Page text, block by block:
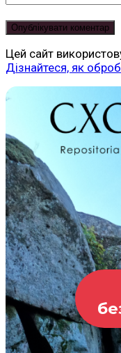
Цей сайт
Дізнайтеся, як